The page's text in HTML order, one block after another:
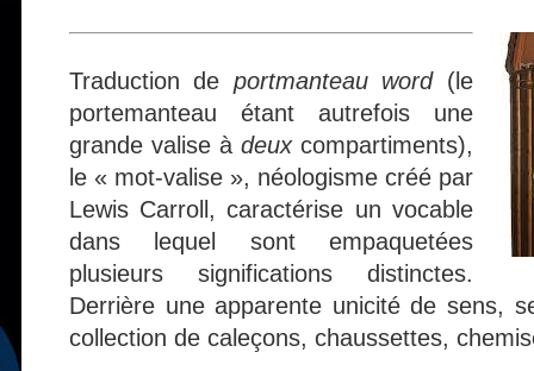
Traduction de portmanteau word(le
portemanteau étant autrefois une
grande valise à deuxcompartiments),
le « mot-valise », néologisme créé par
Lewis Carroll, caractérise un vocable
dans lequel sont empaquetées
plusieurs significations distinctes.
Derrière une apparente unicité de sens,
collection de caleçons, chaussettes,